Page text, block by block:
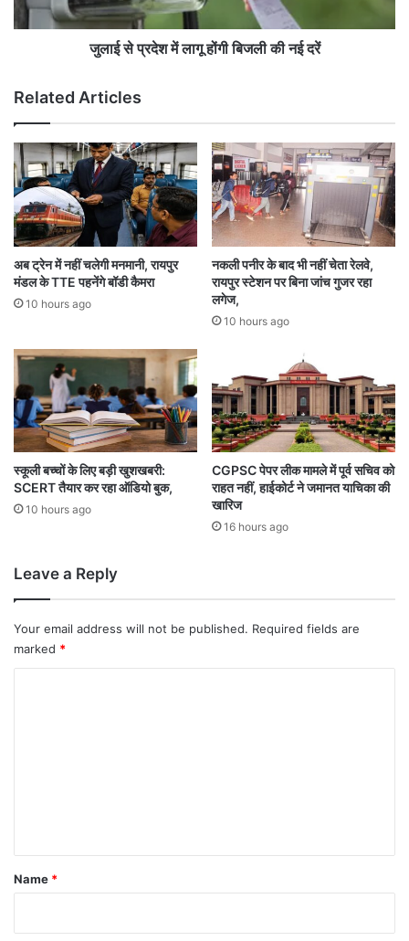
गा
,ला
बि
ज
ली
की
न
ई
द
रें
जुलाई से प्रदेश में लागू होंगी बिजली की नई दरें
Related Articles
अब ट्रेन में नहीं चलेगी मनमानी, रायपुर
मंडल के TTE पहनेंगे बॉडी कैमरा
10 hours ago
नकली पनीर के बाद भी नहीं चेता रेलवे,
रायपुर स्टेशन पर बिना जांच गुजर रहा
लगेज,
10 hours ago
स्कूली बच्चों के लिए बड़ी खुशखबरी:
SCERT तैयार कर रहा ऑडियो बुक,
10 hours ago
CGPSC पेपर लीक मामले में पूर्व सचिव को
राहत नहीं, हाईकोर्ट ने जमानत याचिका की
खारिज
16 hours ago
Leave a Reply
Your email address will not be published. Required fields are
marked *
*
Name *